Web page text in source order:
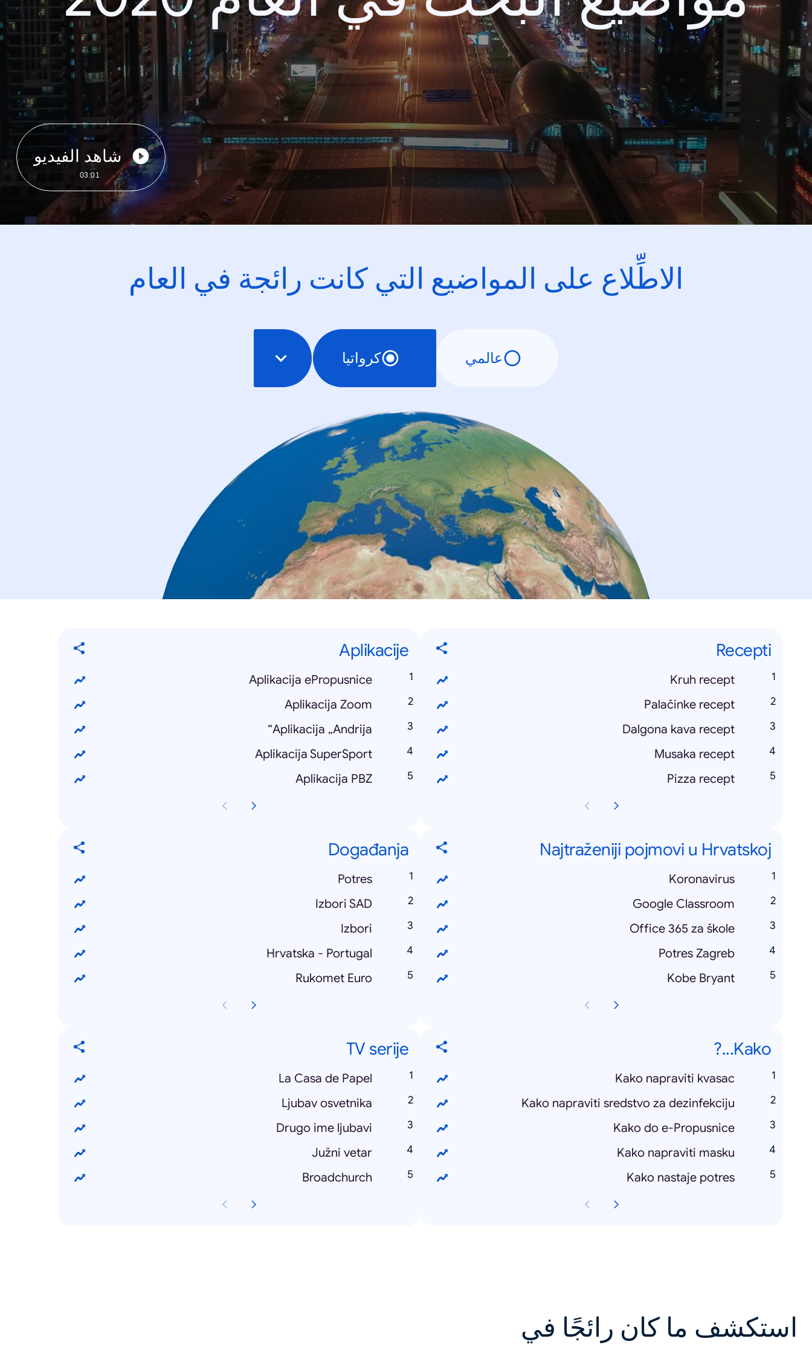
شاهد الفيديو
03:01
الاطِّلاع على المواضيع التي كانت رائجة في العام
عالمي كرواتيا
Recepti
Kruh recept
Palačinke recept
Dalgona kava recept
Musaka recept
Pizza recept
Aplikacije
Aplikacija ePropusnice
Aplikacija Zoom
Aplikacija „Andrija“
Aplikacija SuperSport
Aplikacija PBZ
Najtraženiji pojmovi u Hrvatskoj
Koronavirus
Google Classroom
Office 365 za škole
Potres Zagreb
Kobe Bryant
Događanja
Potres
Izbori SAD
Izbori
Hrvatska - Portugal
Rukomet Euro
Kako...?
Kako napraviti kvasac
Kako napraviti sredstvo za dezinfekciju
Kako do e-Propusnice
Kako napraviti masku
Kako nastaje potres
TV serije
La Casa de Papel
Ljubav osvetnika
Drugo ime ljubavi
Južni vetar
Broadchurch
استكشف ما كان رائجًا في